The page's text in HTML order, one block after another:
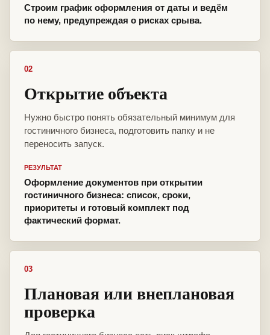
Строим график оформления от даты и ведём
по нему, предупреждая о рисках срыва.
02
Открытие объекта
Нужно быстро понять обязательный минимум для
гостиничного бизнеса, подготовить папку и не
переносить запуск.
РЕЗУЛЬТАТ
Оформление документов при открытии
гостиничного бизнеса: список, сроки,
приоритеты и готовый комплект под
фактический формат.
03
Плановая или внеплановая
проверка